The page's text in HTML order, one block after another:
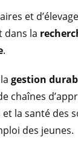
et
dans la
.
gestion
chaînes
la santé des
des jeunes.